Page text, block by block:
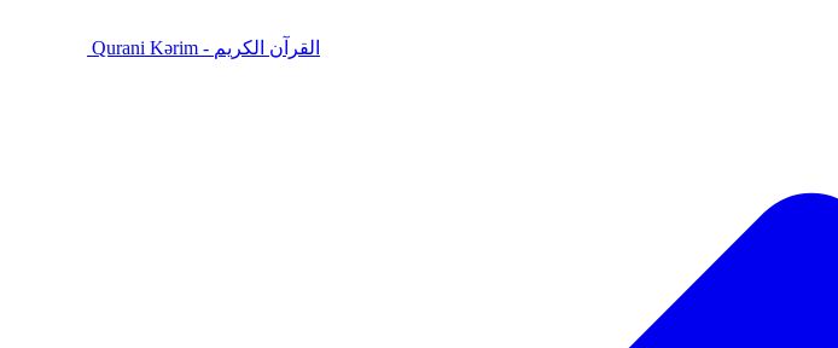
Qurani Kərim - القرآن الكريم